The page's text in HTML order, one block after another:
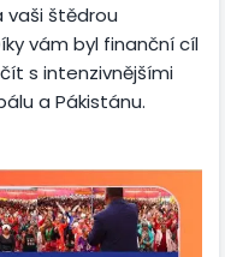
vaši štědrou
vám byl finanční cíl
s intenzivnějšími
a Pákistánu.
srpna
v
nám přinášet